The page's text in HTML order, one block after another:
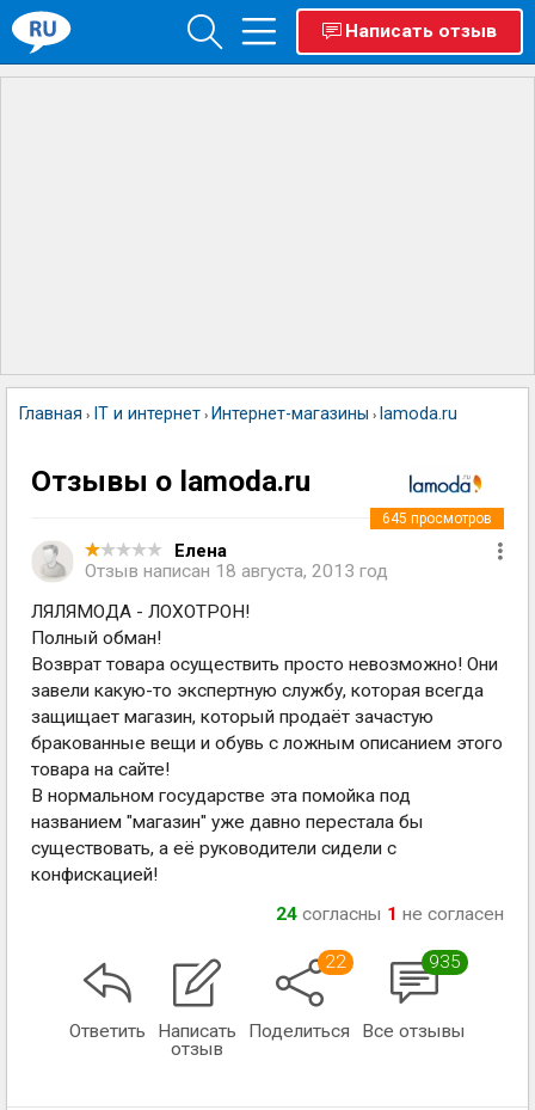
Написать отзыв
Главная › IT и интернет › Интернет-магазины › lamoda.ru
Отзывы о lamoda.ru
Елена
Отзыв написан 18 августа, 2013 год
645 просмотров
ЛЯЛЯМОДА - ЛОХОТРОН!
Полный обман!
Возврат товара осуществить просто невозможно! Они
завели какую-то экспертную службу, которая всегда
защищает магазин, который продаёт зачастую
бракованные вещи и обувь с ложным описанием этого
товара на сайте!
В нормальном государстве эта помойка под
названием "магазин" уже давно перестала бы
существовать, а её руководители сидели с
конфискацией!
24 согласны 1 не согласен
Ответить
Написать
отзыв
22
Поделиться
935
Все отзывы